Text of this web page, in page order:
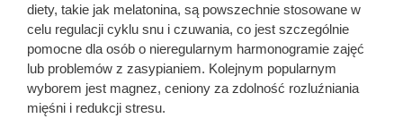
diety, takie jak melatonina, są powszechnie stosowane w
celu regulacji cyklu snu i czuwania, co jest szczególnie
pomocne dla osób o nieregularnym harmonogramie zajęć
lub problemów z zasypianiem. Kolejnym popularnym
wyborem jest magnez, ceniony za zdolność rozluźniania
mięśni i redukcji stresu.